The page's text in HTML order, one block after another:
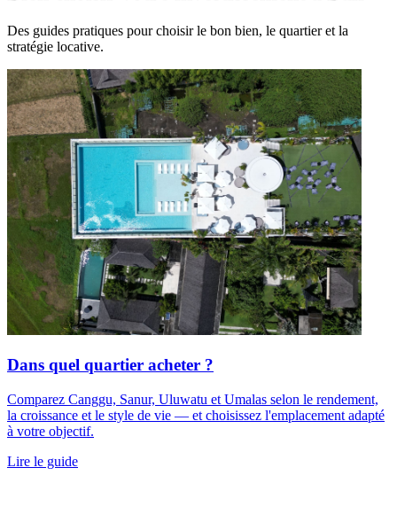
Des guides pratiques pour choisir le bon bien, le quartier et la
stratégie locative.
Dans quel quartier acheter ?
Comparez Canggu, Sanur, Uluwatu et Umalas selon le rendement,
la croissance et le style de vie — et choisissez l'emplacement adapté
à votre objectif.
Lire le guide